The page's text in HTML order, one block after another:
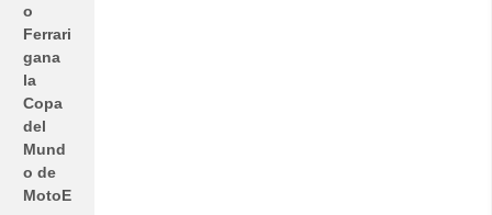
o
Ferrari
gana
la
Copa
del
Mund
o de
MotoE